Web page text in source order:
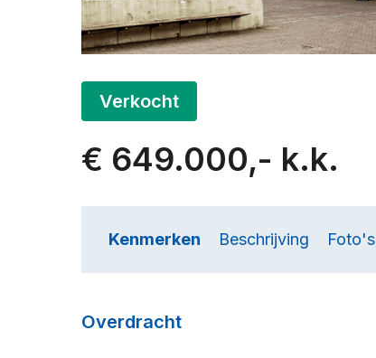
Verkocht
€ 649.000,- k.k.
Kenmerken Beschrijving Foto's
Overdracht